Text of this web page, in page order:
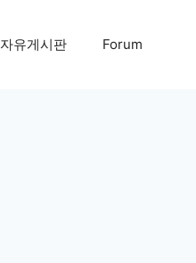
자유게시판 Forum